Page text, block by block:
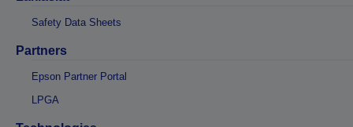
Safety Data Sheets
Partners
Epson Partner Portal
LPGA